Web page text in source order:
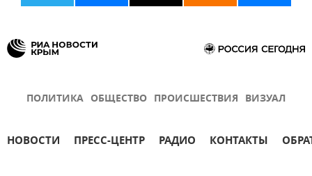
ПОЛИТИКА ОБЩЕСТВО ПРОИСШЕСТВИЯ ВИЗУАЛ
НОВОСТИ ПРЕСС-ЦЕНТР РАДИО КОНТАКТЫ